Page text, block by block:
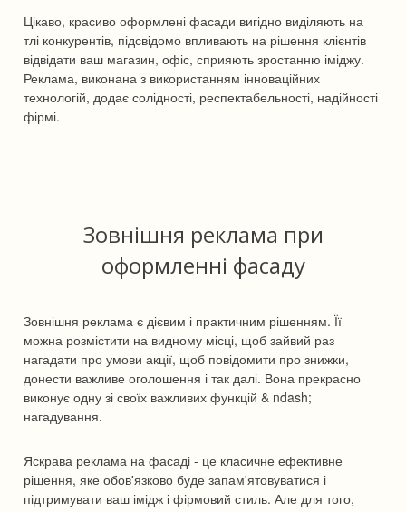
Цікаво, красиво оформлені фасади вигідно виділяють на
тлі конкурентів, підсвідомо впливають на рішення клієнтів
відвідати ваш магазин, офіс, сприяють зростанню іміджу.
Реклама, виконана з використанням інноваційних
технологій, додає солідності, респектабельності, надійності
фірмі.
Зовнішня реклама при
оформленні фасаду
Зовнішня реклама є дієвим і практичним рішенням. Її
можна розмістити на видному місці, щоб зайвий раз
нагадати про умови акції, щоб повідомити про знижки,
донести важливе оголошення і так далі. Вона прекрасно
виконує одну зі своїх важливих функцій & ndash;
нагадування.
Яскрава реклама на фасаді - це класичне ефективне
рішення, яке обов'язково буде запам'ятовуватися і
підтримувати ваш імідж і фірмовий стиль. Але для того,